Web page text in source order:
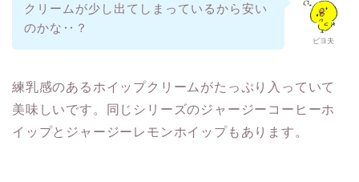
ピヨ夫
クリームが少し出てしまっているから安い
のかな‥？
練乳感のあるホイップクリームがたっぷり入っていて
美味しいです。同じシリーズのジャージーコーヒーホ
イップとジャージーレモンホイップもあります。